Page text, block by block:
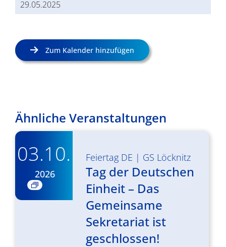
29.05.2025
Zum Kalender hinzufügen
Ähnliche Veranstaltungen
03.10.
2026
Feiertag DE | GS Löcknitz
Tag der Deutschen
Einheit – Das
Gemeinsame
Sekretariat ist
geschlossen!